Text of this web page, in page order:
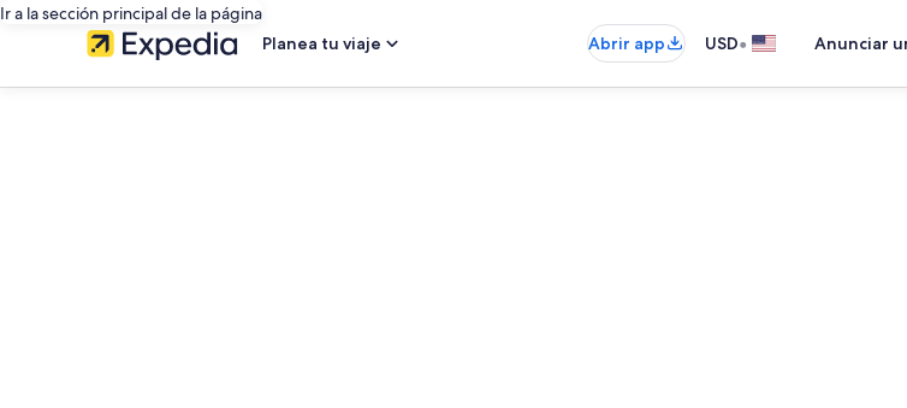
Ir a la sección principal de la página
Planea tu viaje
Abrir app USD• Anunciar